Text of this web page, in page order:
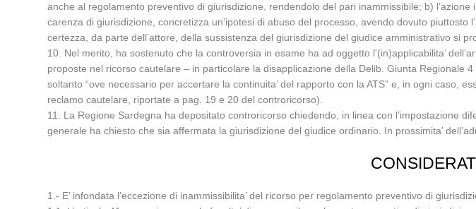
anche al regolamento preventivo di giurisdizione, rendendolo del pari inammissibile; b)
carenza di giurisdizione, concretizza un’ipotesi di abuso del processo, avendo dovuto
certezza, da parte dell’attore, della sussistenza del giurisdizione del giudice amministrativo si
10. Nel merito, ha sostenuto che la controversia in esame ha ad oggetto l'(in)applicabilita’
proposte nel ricorso cautelare – in particolare la disapplicazione della Delib. Giunta Regionale
soltanto “ove necessario per accertare la continuita’ del rapporto con la ATS” e, in ogni caso,
reclamo cautelare, riportate a pag. 19 e 20 del controricorso).
11. La Regione Sardegna ha depositato controricorso chiedendo, in linea con l’impostazione
generale ha chiesto che sia affermata la giurisdizione del giudice ordinario. In prossimita’
1.- E’ infondata l’eccezione di inammissibilita’ del ricorso per regolamento preventivo di